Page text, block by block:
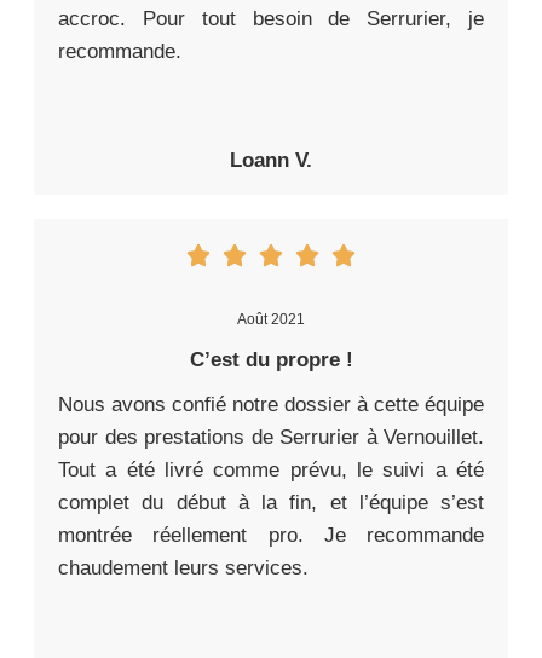
accroc. Pour tout besoin de Serrurier, je
recommande.
Loann V.
Août 2021
C’est du propre !
Nous avons confié notre dossier à cette équipe
pour des prestations de Serrurier à Vernouillet.
Tout a été livré comme prévu, le suivi a été
complet du début à la fin, et l’équipe s’est
montrée réellement pro. Je recommande
chaudement leurs services.